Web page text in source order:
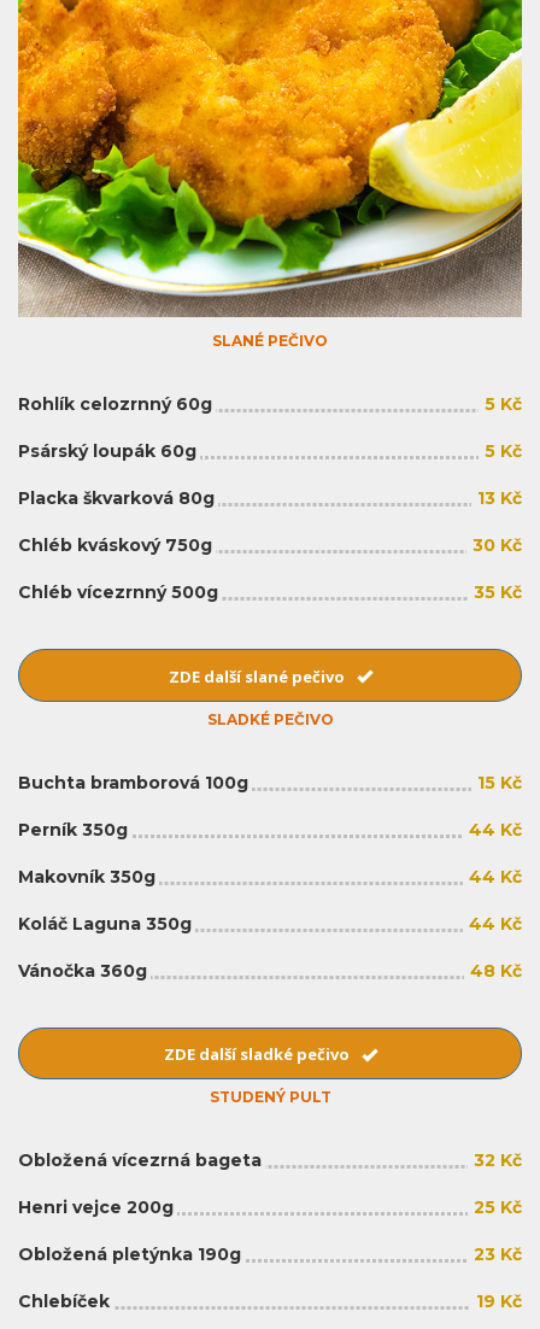
SLANÉ PEČIVO
Rohlík celozrnný 60g 5 Kč
Psárský loupák 60g 5 Kč
Placka škvarková 80g 13 Kč
Chléb kváskový 750g 30 Kč
Chléb vícezrnný 500g 35 Kč
ZDE další slané pečivo
SLADKÉ PEČIVO
Buchta bramborová 100g 15 Kč
Perník 350g 44 Kč
Makovník 350g 44 Kč
Koláč Laguna 350g 44 Kč
Vánočka 360g 48 Kč
ZDE další sladké pečivo
STUDENÝ PULT
Obložená vícezrná bageta 32 Kč
Henri vejce 200g 25 Kč
Obložená pletýnka 190g 23 Kč
Chlebíček 19 Kč